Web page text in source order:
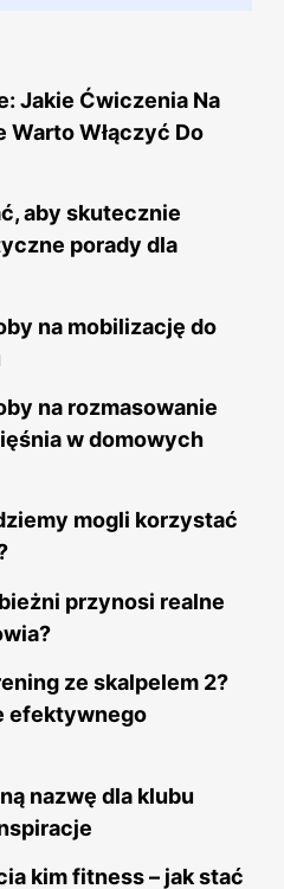
Jakie Ćwiczenia Na
Warto Włączyć Do
aby skutecznie
porady dla
na mobilizację do
na rozmasowanie
w domowych
mogli korzystać
przynosi realne
ze skalpelem 2?
efektywnego
nazwę dla klubu
kim fitness – jak stać